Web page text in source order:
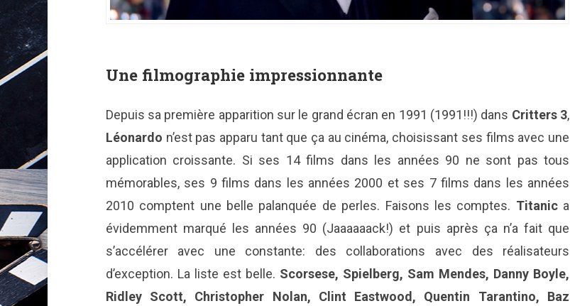
Une filmographie impressionnante
Depuis sa première apparition sur le grand écran en 1991 (1991!!!) dans Critters 3,
Léonardo n’est pas apparu tant que ça au cinéma, choisissant ses films avec une
application croissante. Si ses 14 films dans les années 90 ne sont pas tous
mémorables, ses 9 films dans les années 2000 et ses 7 films dans les années
2010 comptent une belle palanquée de perles. Faisons les comptes. Titanic a
évidemment marqué les années 90 (Jaaaaaack!) et puis après ça n’a fait que
s’accélérer avec une constante: des collaborations avec des réalisateurs
d’exception. La liste est belle. Scorsese, Spielberg, Sam Mendes, Danny Boyle,
Ridley Scott, Christopher Nolan, Clint Eastwood, Quentin Tarantino, Baz